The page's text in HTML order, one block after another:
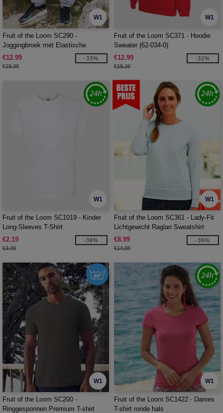
W1
Fruit of the Loom SC290 -
Joggingbroek met Elastische
Boorden
€12.99
€19.30
-33%
W1
Fruit of the Loom SC371 - Hoodie
Sweater (62-034-0)
€12.99
€19.20
-32%
W1
Fruit of the Loom SC1019 - Kinder
Long-Sleeves T-Shirt
€2.19
€3.40
-36%
W1
Fruit of the Loom SC361 - Lady-Fit
Lichtgewicht Raglan Sweatshirt
€8.99
€14.00
-36%
W1
Fruit of the Loom SC200 -
Ringgesponnen Premium T-shirt
W1
Fruit of the Loom SC1422 - Dames
T-shirt ronde hals